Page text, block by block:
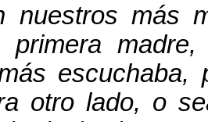
nuestros más
primera
escuchaba,
otro lado, o